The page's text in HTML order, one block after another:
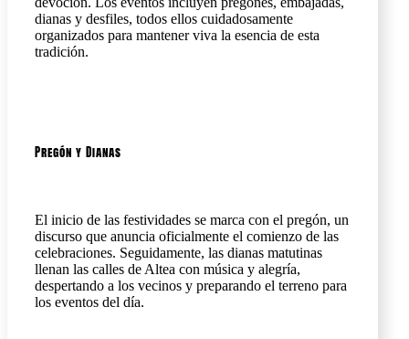
dianas y desfiles, todos ellos cuidadosamente
organizados para mantener viva la esencia de esta
tradición.
Pregón y Dianas
El inicio de las festividades se marca con el pregón, un
discurso que anuncia oficialmente el comienzo de las
celebraciones. Seguidamente, las dianas matutinas
llenan las calles de Altea con música y alegría,
despertando a los vecinos y preparando el terreno para
los eventos del día.